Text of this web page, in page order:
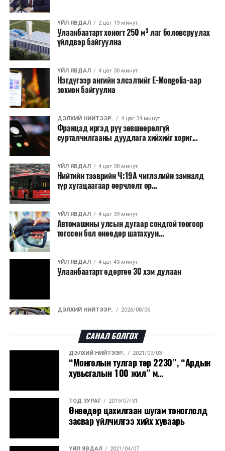
Энэ хугацаанд хүүхэд бүртгэх дэмжлэгийн баг
сургуулиуд дээр ажиллахгүй.
Их, дээд сургуулийн хичээл
2026 оны 9 дүгээр сарын 1-нээс цахимаар
эхэлнэ.
2026 оны 9 дүгээр сарын 14-нөөс танхимаар
үргэлжилнэ.
Оюутны дотуур байр
2026 оны 9 дүгээр сарын 13-наас оюутнуудыг
дотуур байранд оруулж эхэлнэ.
Сургууль, цэцэрлэгийн үйл ажиллагааны
зохицуулалт
2026 оны 8 дугаар сарын 17–28-ны өдрүүдэд
нийслэлийн бүх сургууль, цэцэрлэгт ажлын
байранд элсэлт, бүртгэл болон бусад аливаа
арга хэмжээ зохион байгуулахгүй болно.
ҮЙЛ ЯВДАЛ 2 цаг 19 минут
Улаанбаатарт хоногт 250 м³ лаг боловсруулах
үйлдвэр байгуулна
ҮЙЛ ЯВДАЛ 4 цаг 30 минут
Нэгдүгээр ангийн элсэлтийг E-Mongolia-аар
зохион байгуулна
ДЭЛХИЙ НИЙТЭЭР.. 4 цаг 34 минут
Францад иргэд рүү зөвшөөрөлгүй
сурталчилгааны дуудлага хийхийг хориг...
ҮЙЛ ЯВДАЛ 4 цаг 38 минут
Нийтийн тээврийн Ч:19А чиглэлийн замналд
түр хугацаагаар өөрчлөлт ор...
ҮЙЛ ЯВДАЛ 4 цаг 39 минут
Автомашины улсын дугаар сондгой тоогоор
төгссөн бол өнөөдөр шатахуун...
ҮЙЛ ЯВДАЛ 4 цаг 43 минут
Улаанбаатарт өдөртөө 30 хэм дулаан
ДЭЛХИЙ НИЙТЭЭР.. 2026/08/06
захирлын автомашиныг дэлбэлжээ...
ҮЙЛ ЯВДАЛ
Сүхбаатар боомтоор тав хоногт 10 мянга гаруй
тонн АИ-92 автобензин и...
ДЭЛХИЙ НИЙТЭЭР..
Вашингтон мужийн ой хээрийн түймрийг
хяналтад авах ажил ахицтай байн...
САНАЛ БОЛГОХ
ДЭЛХИЙ НИЙТЭЭР.. 2021/09/03
“Монголын тулгар төр 2230”, “Ардын
хувьсгалын 100 жил” м...
ТОД ЗУРАГ 2019/07/31
Өнөөдөр цахилгаан шугам тоноглолд
засвар үйлчилгээ хийх хуваарь
ҮЙЛ ЯВДАЛ 2021/04/07